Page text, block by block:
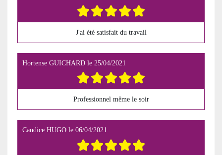
J'ai été satisfait du travail
Hortense GUICHARD le 25/04/2021
Professionnel même le soir
Candice HUGO le 06/04/2021